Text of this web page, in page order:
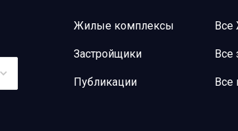
Жилые комплексы
Застройщики
Публикации
Все
Все